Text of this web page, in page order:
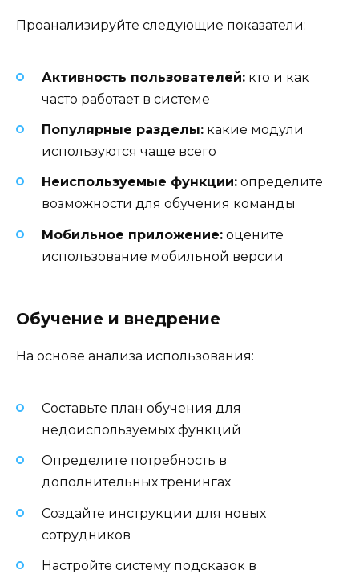
Проанализируйте следующие показатели:
Активность пользователей: кто и как
часто работает в системе
Популярные разделы: какие модули
используются чаще всего
Неиспользуемые функции: определите
возможности для обучения команды
Мобильное приложение: оцените
использование мобильной версии
Обучение и внедрение
На основе анализа использования:
Составьте план обучения для
недоиспользуемых функций
Определите потребность в
дополнительных тренингах
Создайте инструкции для новых
сотрудников
Настройте систему подсказок в